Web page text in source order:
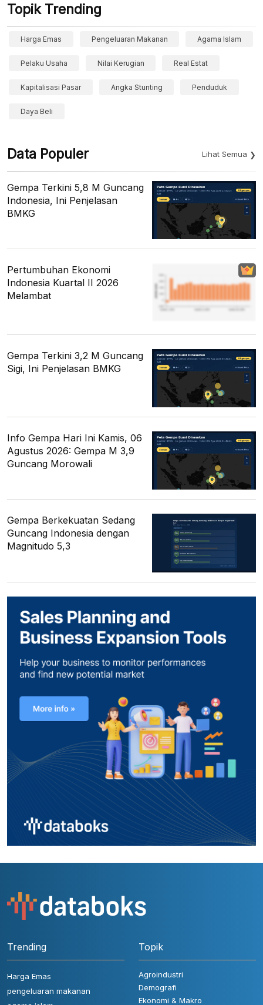
Topik Trending
Harga Emas Pengeluaran Makanan Agama Islam
Pelaku Usaha Nilai Kerugian Real Estat
Kapitalisasi Pasar Angka Stunting Penduduk
Daya Beli
Data Populer Lihat Semua
Gempa Terkini 5,8 M Guncang
Indonesia, Ini Penjelasan
BMKG
Pertumbuhan Ekonomi
Indonesia Kuartal II 2026
Melambat
Gempa Terkini 3,2 M Guncang
Sigi, Ini Penjelasan BMKG
Info Gempa Hari Ini Kamis, 06
Agustus 2026: Gempa M 3,9
Guncang Morowali
Gempa Berkekuatan Sedang
Guncang Indonesia dengan
Magnitudo 5,3
Trending
Harga Emas
pengeluaran makanan
Topik
Agroindustri
Demografi
Ekonomi & Makro